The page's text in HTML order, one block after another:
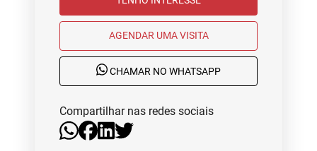
AGENDAR UMA VISITA
CHAMAR NO WHATSAPP
Compartilhar nas redes sociais